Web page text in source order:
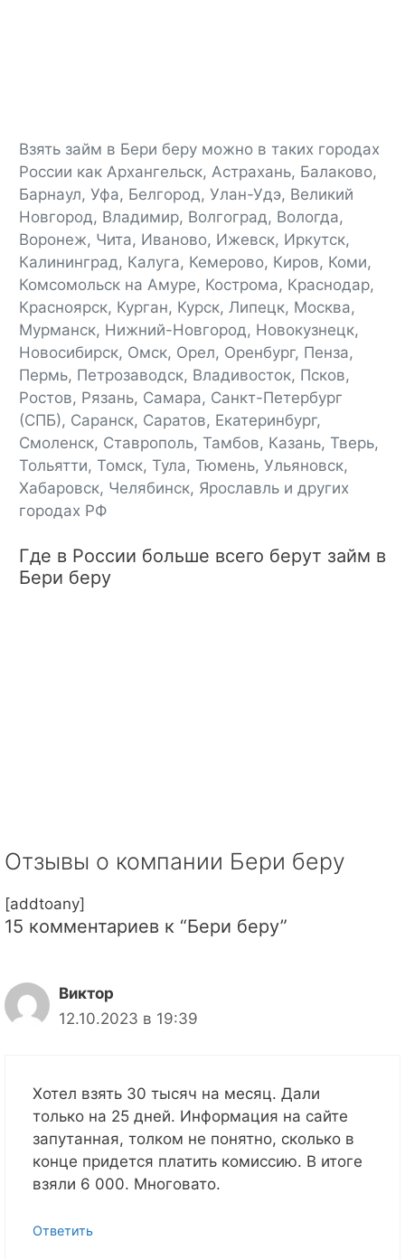
Взять займ в Бери беру можно в таких городах
России как Архангельск, Астрахань, Балаково,
Барнаул, Уфа, Белгород, Улан-Удэ, Великий
Новгород, Владимир, Волгоград, Вологда,
Воронеж, Чита, Иваново, Ижевск, Иркутск,
Калининград, Калуга, Кемерово, Киров, Коми,
Комсомольск на Амуре, Кострома, Краснодар,
Красноярск, Курган, Курск, Липецк, Москва,
Мурманск, Нижний-Новгород, Новокузнецк,
Новосибирск, Омск, Орел, Оренбург, Пенза,
Пермь, Петрозаводск, Владивосток, Псков,
Ростов, Рязань, Самара, Санкт-Петербург
(СПБ), Саранск, Саратов, Екатеринбург,
Смоленск, Ставрополь, Тамбов, Казань, Тверь,
Тольятти, Томск, Тула, Тюмень, Ульяновск,
Хабаровск, Челябинск, Ярославль и других
городах РФ
Где в России больше всего берут займ в
Бери беру
Отзывы о компании Бери беру
[addtoany]
15 комментариев к “Бери беру”
Виктор
12.10.2023 в 19:39
Хотел взять 30 тысяч на месяц. Дали
только на 25 дней. Информация на сайте
запутанная, толком не понятно, сколько в
конце придется платить комиссию. В итоге
взяли 6 000. Многовато.
Ответить